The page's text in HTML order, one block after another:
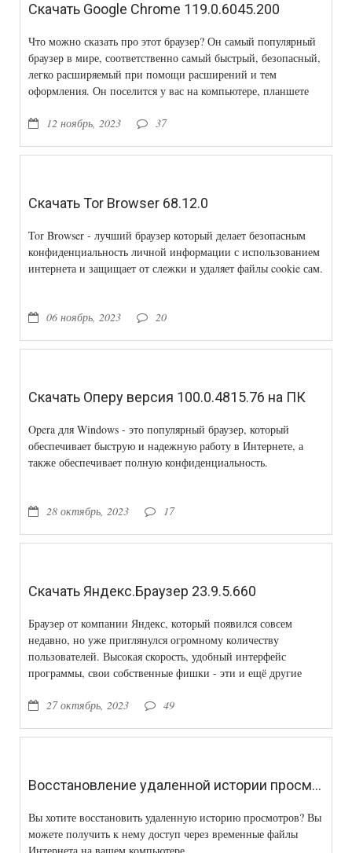
Скачать Google Chrome 119.0.6045.200
Что можно сказать про этот браузер? Он самый популярный
браузер в мире, соответственно самый быстрый, безопасный,
легко расширяемый при помощи расширений и тем
оформления. Он поселится у вас на компьютере, планшете
скрываются под этим
12 ноябрь, 2023 37
Скачать Tor Browser 68.12.0
Tor Browser - лучший браузер который делает безопасным
конфиденциальность личной информации с использованием
интернета и защищает от слежки и удаляет файлы cookie сам.
06 ноябрь, 2023 20
Скачать Оперу версия 100.0.4815.76 на ПК
Opera для Windows - это популярный браузер, который
обеспечивает быструю и надежную работу в Интернете, а
также обеспечивает полную конфиденциальность.
28 октябрь, 2023 17
Скачать Яндекс.Браузер 23.9.5.660
Браузер от компании Яндекс, который появился совсем
недавно, но уже приглянулся огромному количеству
пользователей. Высокая скорость, удобный интерфейс
программы, свои собственные фишки - эти и ещё другие
движке WebKit, но в отличии от Оперы 15,
27 октябрь, 2023 49
Восстановление удаленной истории просмотров
Вы хотите восстановить удаленную историю просмотров? Вы
можете получить к нему доступ через временные файлы